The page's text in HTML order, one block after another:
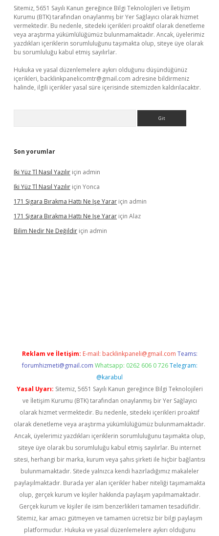
Sitemiz, 5651 Sayılı Kanun gereğince Bilgi Teknolojileri ve İletişim
Kurumu (BTK) tarafından onaylanmış bir Yer Sağlayıcı olarak hizmet
vermektedir. Bu nedenle, sitedeki içerikleri proaktif olarak denetleme
veya araştırma yükümlülüğümüz bulunmamaktadır. Ancak, üyelerimiz
yazdıkları içeriklerin sorumluluğunu taşımakta olup, siteye üye olarak
bu sorumluluğu kabul etmiş sayılırlar.
Hukuka ve yasal düzenlemelere aykırı olduğunu düşündüğünüz
içerikleri, backlinkpanelicomtr@gmail.com adresine bildirmeniz
halinde, ilgili içerikler yasal süre içerisinde sitemizden kaldırılacaktır.
Son yorumlar
Iki Yüz Tl Nasıl Yazılır için admin
Iki Yüz Tl Nasıl Yazılır için Yonca
171 Sigara Bırakma Hattı Ne Işe Yarar için admin
171 Sigara Bırakma Hattı Ne Işe Yarar için Alaz
Bilim Nedir Ne Değildir için admin
Reklam ve İletişim: E-mail: backlinkpaneli@gmail.com Teams:
forumhizmeti@gmail.com Whatsapp: 0262 606 0 726 Telegram:
@karabul
Yasal Uyarı: Sitemiz, 5651 Sayılı Kanun gereğince Bilgi Teknolojileri
ve İletişim Kurumu (BTK) tarafından onaylanmış bir Yer Sağlayıcı
olarak hizmet vermektedir. Bu nedenle, sitedeki içerikleri proaktif
olarak denetleme veya araştırma yükümlülüğümüz bulunmamaktadır.
Ancak, üyelerimiz yazdıkları içeriklerin sorumluluğunu taşımakta olup,
siteye üye olarak bu sorumluluğu kabul etmiş sayılırlar. Bu internet
sitesi, herhangi bir marka, kurum veya şahıs şirketi ile hiçbir bağlantısı
bulunmamaktadır. Sitede yalnızca kendi hazırladığımız makaleler
paylaşılmaktadır. Burada yer alan içerikler haber niteliği taşımamakta
olup, gerçek kurum ve kişiler hakkında paylaşım yapılmamaktadır.
Gerçek kurum ve kişiler ile isim benzerlikleri tamamen tesadüfidir.
Sitemiz, kar amacı gütmeyen ve tamamen ücretsiz bir bilgi paylaşım
platformudur. Hukuka ve yasal düzenlemelere aykırı olduğunu